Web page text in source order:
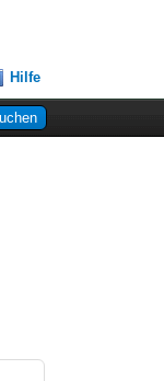
Hilfe